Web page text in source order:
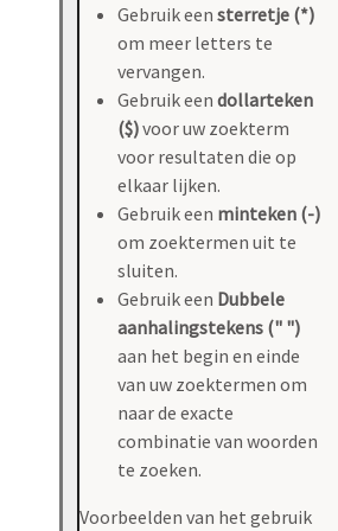
Gebruik een sterretje (*)
om meer letters te
vervangen.
Gebruik een dollarteken
($)voor uw zoekterm
voor resultaten die op
elkaar lijken.
Gebruik een minteken (-)
om zoektermen uit te
sluiten.
Gebruik een Dubbele
aanhalingstekens (" ")
aan het begin en einde
van uw zoektermen om
naar de exacte
combinatie van woorden
te zoeken.
Voorbeelden van het gebruik